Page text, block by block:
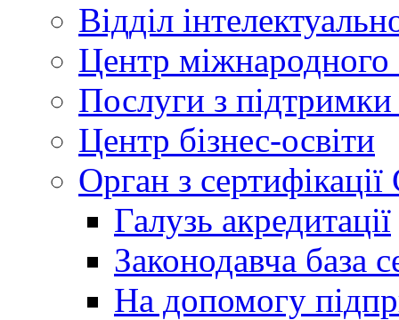
Відділ
Центр міжнародного
Послуги з підтримки
Центр бізнес-освіти
Орган з
Галузь акредитації
Законодавча база
На допомогу